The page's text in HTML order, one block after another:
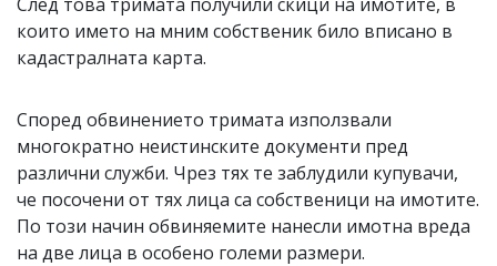
които името на мним собственик било вписано в
кадастралната карта.
Според обвинението тримата използвали
многократно неистинските документи пред
различни служби. Чрез тях те заблудили купувачи,
че посочени от тях лица са собственици на имотите.
По този начин обвиняемите нанесли имотна вреда
на две лица в особено големи размери.